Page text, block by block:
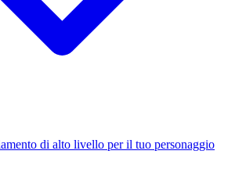
di alto livello per il tuo personaggio